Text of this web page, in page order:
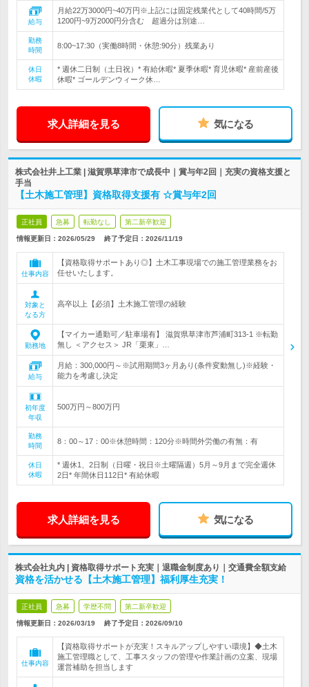
給与
月給22万3000円~40万円※上記には固定残業代として40時間/5万
1200円~9万2000円分含む 超過分は別途…
勤務
時間
8:00~17:30（実働8時間・休憩:90分）残業あり
休日
休暇
* 週休二日制（土日祝）* 有給休暇* 夏季休暇* 育児休暇* 産前産後
休暇* ゴールデンウィーク休…
求人詳細を見る 気になる
株式会社井上工業 | 滋賀県草津市で成長中｜賞与年2回｜充実の資格支援と
手当
【土木施工管理】資格取得支援有 ☆賞与年2回
正社員 急募 転勤なし 第二新卒歓迎
情報更新日：2026/05/29 終了予定日： 2026/11/19
仕事内容
【資格取得サポートあり◎】土木工事現場での施工管理業務をお
任せいたします。
対象と
なる方
高卒以上【必須】土木施工管理の経験
勤務地
【マイカー通勤可／駐車場有】 滋賀県草津市芦浦町313-1 ※転勤
無し ＜アクセス＞ JR「栗東」…
給与
月給：300,000円～※試用期間3ヶ月あり(条件変動無し)※経験・
能力を考慮し決定
初年度
年収
500万円～800万円
勤務
時間
8：00～17：00※休憩時間：120分※時間外労働の有無：有
休日
休暇
* 週休1、2日制（日曜・祝日※土曜隔週）5月～9月まで完全週休
2日* 年間休日112日* 有給休暇
求人詳細を見る 気になる
株式会社丸内 | 資格取得サポート充実｜退職金制度あり｜交通費全額支給
資格を活かせる【土木施工管理】福利厚生充実！
正社員 急募 学歴不問 第二新卒歓迎
情報更新日：2026/03/19 終了予定日： 2026/09/10
仕事内容
【資格取得サポートが充実！スキルアップしやすい環境】◆土木
施工管理職として、工事スタッフの管理や作業計画の立案、現場
運営補助を担当します